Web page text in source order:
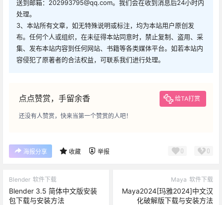
送到邮箱：202993795@qq.com。我们会在收到消息后24小时内
处理。
3、本站所有文章，如无特殊说明或标注，均为本站用户原创发
布。任何个人或组织，在未征得本站同意时，禁止复制、盗用、采
集、发布本站内容到任何网站、书籍等各类媒体平台。如若本站内
容侵犯了原著者的合法权益，可联系我们进行处理。
点点赞赏，手留余香 给TA打赏
还没有人赞赏，快来当第一个赞赏的人吧！
海报分享 收藏 举报 0 0
Blender 软件下载
Blender 3.5 简体中文版安装
包下载与安装方法
Maya 软件下载
Maya2024[玛雅2024]中文汉
化破解版下载与安装方法